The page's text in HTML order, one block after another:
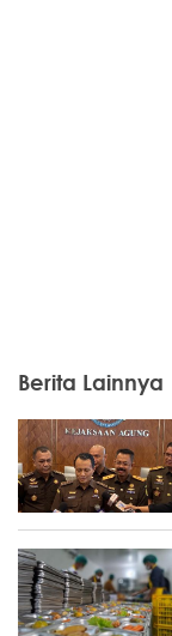
Berita Lainnya